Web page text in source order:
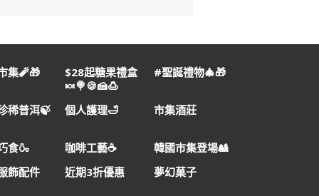
集🧨🎁
$28起糖果禮盒
🍬🍭🍪🍰🍮
#聖誕禮物🎄🎁
稀普洱🍃 個人護理🛁 市集酒莊
食🍶 咖啡工藝☕
韓國巿集登場🎎
飾配件 近期3折優惠 夢幻菓子